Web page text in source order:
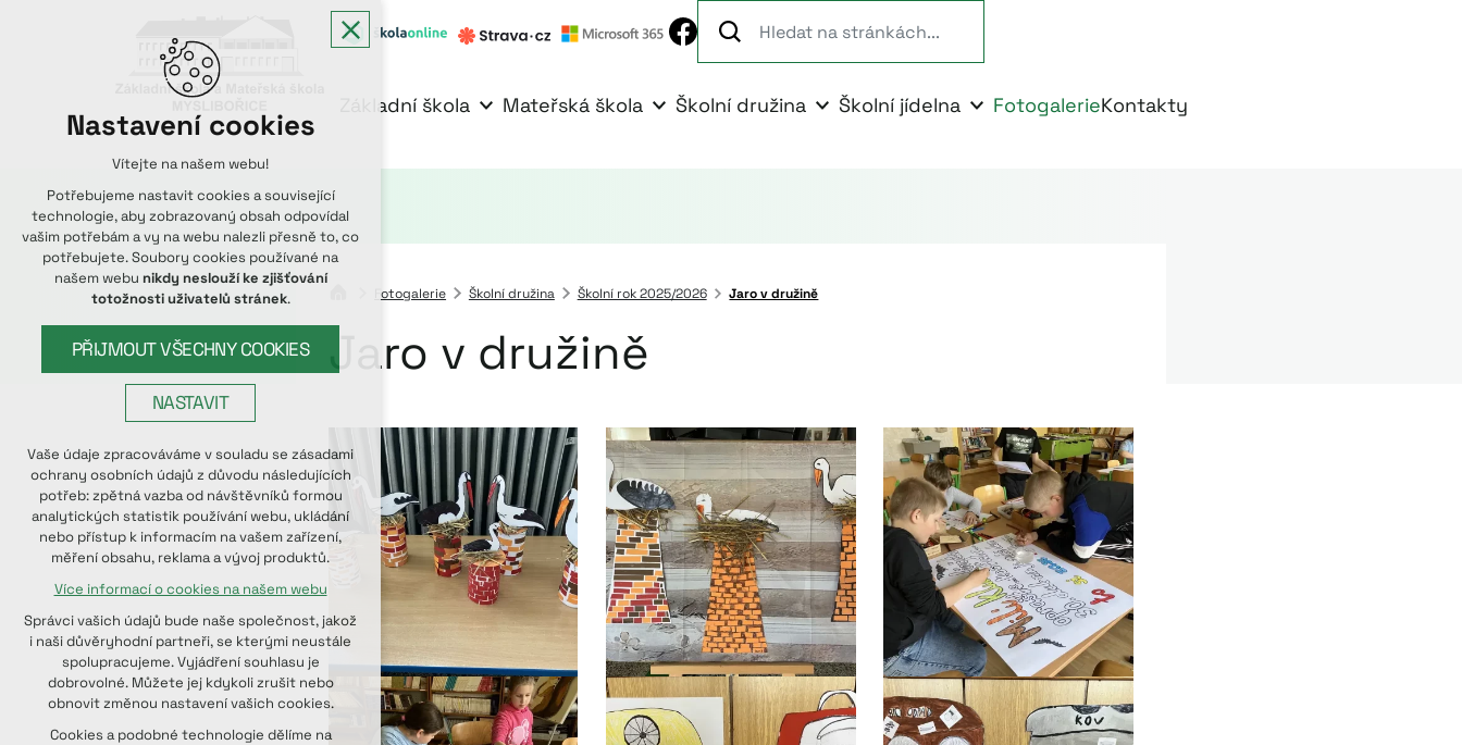
Základní škola Mateřská škola Školní družina Školní jídelna FotogalerieKontakty
Fotogalerie Školní družina Školní rok 2025/2026 Jaro v družině
Jaro v družině
Nastavení cookies
Vítejte na našem webu!
Potřebujeme nastavit cookies a související
technologie, aby zobrazovaný obsah odpovídal
vašim potřebám a vy na webu nalezli přesně to, co
potřebujete. Soubory cookies používané na
našem webu nikdy neslouží ke zjišťování
totožnosti uživatelů stránek.
PŘIJMOUT VŠECHNY COOKIES
NASTAVIT
Technická cookies
nutná pro provozování webu
udržení kontextu stránek (session):
případná přihlášení, volby jazyka, apod.
Volitelná cookies
analytická pro anonymizované
vyhodnocení návštěvnosti
marketingová cookies (Google, Seznam,
Facebook)
Více informací o cookies na našem webu
PŘIJMOUT VŠECHNY COOKIES
Vaše údaje zpracováváme v souladu se zásadami
ochrany osobních údajů z důvodu následujících
potřeb: zpětná vazba od návštěvníků formou
analytických statistik používání webu, ukládání
nebo přístup k informacím na vašem zařízení,
měření obsahu, reklama a vývoj produktů.
Více informací o cookies na našem webu
Správci vašich údajů bude naše společnost, jakož
i naši důvěryhodní partneři, se kterými neustále
spolupracujeme. Vyjádření souhlasu je
dobrovolné. Můžete jej kdykoli zrušit nebo
obnovit změnou nastavení vašich cookies.
Cookies a podobné technologie dělíme na